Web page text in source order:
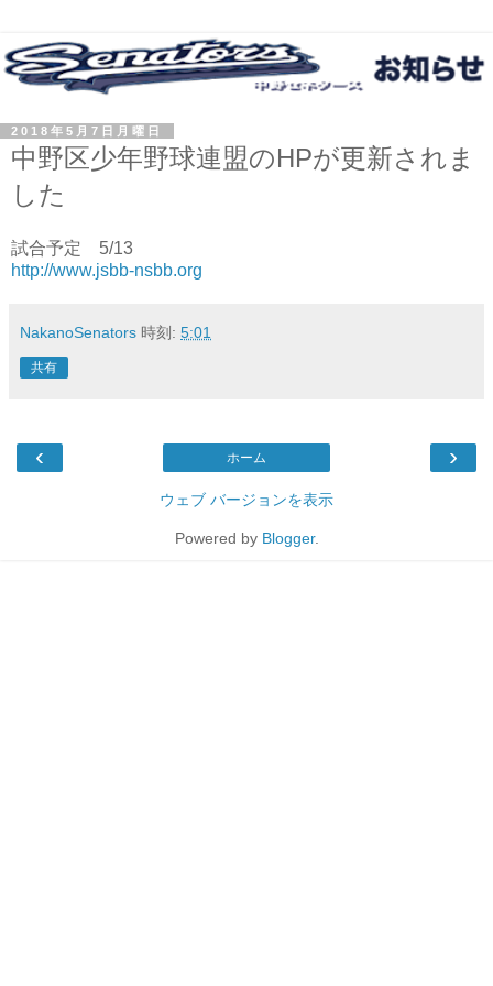
2018年5月7日月曜日
中野区少年野球連盟のHPが更新されま
した
試合予定 5/13
http://www.jsbb-nsbb.org
NakanoSenators 時刻: 5:01
共有
‹ ›
ホーム
ウェブ バージョンを表示
Powered by Blogger.